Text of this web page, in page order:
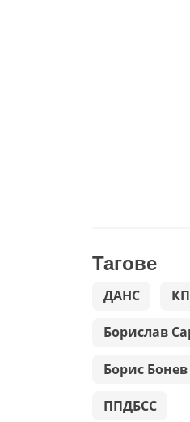
Тагове
ДАНС
Борислав
Борис Бонев
ППДБСС